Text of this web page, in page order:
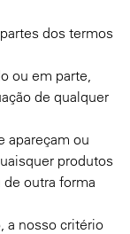
dos termos
ou em parte,
de qualquer
apareçam ou
produtos
outra forma
a nosso critério